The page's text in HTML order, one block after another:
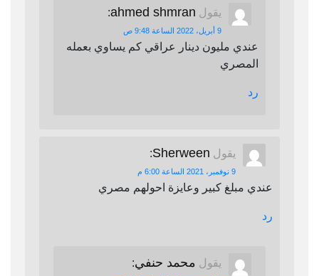
يقول ahmed shmran
:
9 أبريل، 2022 الساعة 9:48 ص
عندي مليون دينار عراقي كم يساوي بعمله
المصري
رد
يقول Sherween
:
9 نوفمبر، 2021 الساعة 6:00 م
عندي مبلغ كبير وعايزة احولهم مصري
رد
يقول محمد حنفي: